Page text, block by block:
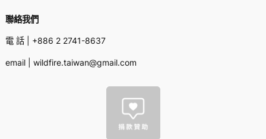
聯絡我們
電 話 | +886 2 2741-8637
email | wildfire.taiwan@gmail.com